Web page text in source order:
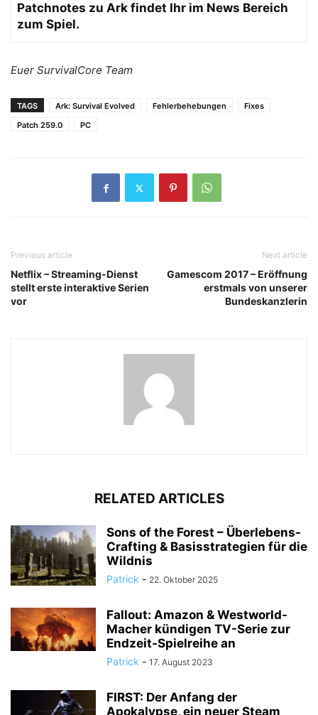
Patchnotes zu Ark findet Ihr im News Bereich
zum Spiel.
Euer SurvivalCore Team
TAGS Ark: Survival Evolved Fehlerbehebungen
Fixes
Patch 259.0
PC
Previous article
Netflix – Streaming-Dienst
stellt erste interaktive Serien
vor
Next article
Gamescom 2017 – Eröffnung
erstmals von unserer
Bundeskanzlerin
RELATED ARTICLES
Sons of the Forest – Überlebens-
Crafting & Basisstrategien für die
Wildnis
Patrick - 22. Oktober 2025
Fallout: Amazon & Westworld-
Macher kündigen TV-Serie zur
Endzeit-Spielreihe an
Patrick - 17. August 2023
FIRST: Der Anfang der
Apokalypse, ein neuer Steam